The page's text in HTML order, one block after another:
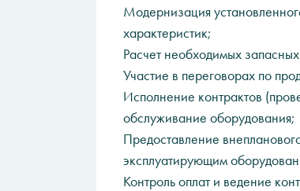
Модернизация
характеристик;
Расчет необходимых
Участие в переговорах по
Исполнение контрактов
обслуживание оборудования;
Предоставление
эксплуатирующим
Контроль оплат и ведение